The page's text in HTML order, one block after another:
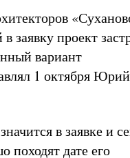
заявку проект
вариант
1 октября Юрий
в заявке и
походят дате его